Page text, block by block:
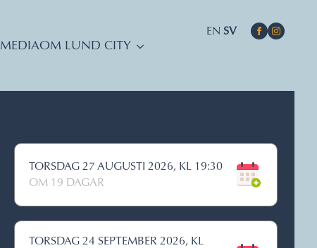
EN SV
MEDIAOM LUND CITY
TORSDAG 27 AUGUSTI 2026, KL 19:30
OM 19 DAGAR
TORSDAG 24 SEPTEMBER 2026, KL